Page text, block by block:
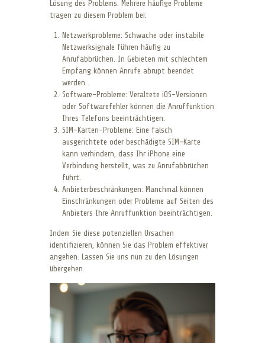
Lösung des Problems. Mehrere häufige Probleme
tragen zu diesem Problem bei:
Netzwerkprobleme: Schwache oder instabile
Netzwerksignale führen häufig zu
Anrufabbrüchen. In Gebieten mit schlechtem
Empfang können Anrufe abrupt beendet
werden.
Software-Probleme: Veraltete iOS-Versionen
oder Softwarefehler können die Anruffunktion
Ihres Telefons beeinträchtigen.
SIM-Karten-Probleme: Eine falsch
ausgerichtete oder beschädigte SIM-Karte
kann verhindern, dass Ihr iPhone eine
Verbindung herstellt, was zu Anrufabbrüchen
führt.
Anbieterbeschränkungen: Manchmal können
Einschränkungen oder Probleme auf Seiten des
Anbieters Ihre Anruffunktion beeinträchtigen.
Indem Sie diese potenziellen Ursachen
identifizieren, können Sie das Problem effektiver
angehen. Lassen Sie uns nun zu den Lösungen
übergehen.